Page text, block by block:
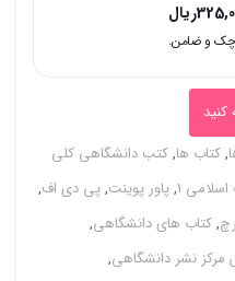
ریال
کنید
,کتاب ها,کتب دانشگاهی کلی
1
,پاور پوینت,پی دی اف,
,کتاب های دانشگاهی,
مرکز نشر دانشگاهی,